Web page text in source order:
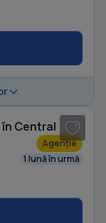
în Central
Agenție
1 lună în urmă